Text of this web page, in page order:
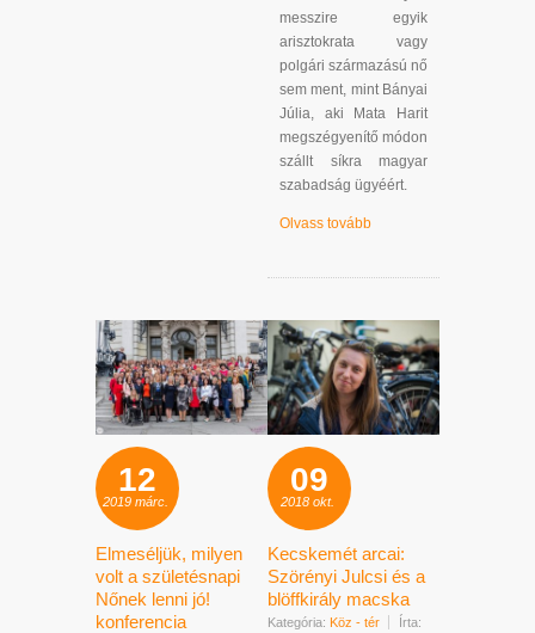
messzire egyik
arisztokrata vagy
polgári származású nő
sem ment, mint Bányai
Júlia, aki Mata Harit
megszégyenítő módon
szállt síkra magyar
szabadság ügyéért.
Olvass tovább
12
2019 márc.
Elmeséljük, milyen
volt a születésnapi
Nőnek lenni jó!
konferencia
09
2018 okt.
Kecskemét arcai:
Szörényi Julcsi és a
blöffkirály macska
Kategória: Köz - tér
Írta: